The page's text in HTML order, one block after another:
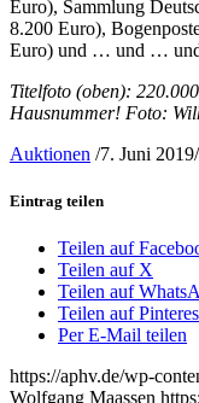
Euro), Sammlung
8.200 Euro),
Euro) und … und …
Titelfoto (oben):
Hausnummer! Foto:
Auktionen /7. Juni 2019/
Eintrag teilen
Teilen auf
Teilen auf X
Teilen auf
Teilen auf
Per E-Mail teilen
https://aphv.de/wp-
Wolfgang Maassen